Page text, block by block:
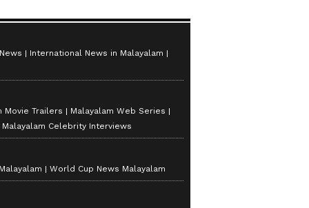
International News in Malayalam
Movie Trailers
Malayalam Web Series
Malayalam Celebrity Interviews
World Cup News Malayalam